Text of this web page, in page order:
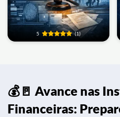
5 (1)
💰🚪 Avance nas
Financeiras: